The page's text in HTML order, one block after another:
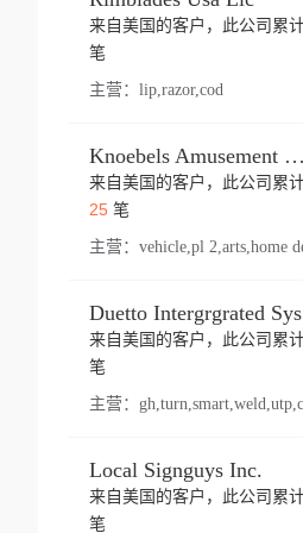
来自美国的客户，此公司累
笔
主营： lip,razor,cod
Knoebels Amusement Resort
来自美国的客户，此公司累
25笔
主营：
来自美国的客户，此公司累
笔
主营：
Local Signguys Inc.
来自美国的客户，此公司累
笔